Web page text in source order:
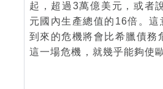
起，超過3萬億美元，或者
元國內生產總值的16倍。這
到來的危機將會比希臘債務
這一場危機，就幾乎能夠使